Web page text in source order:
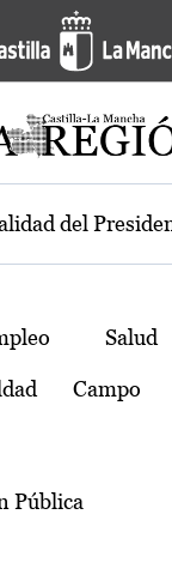
región
del
Salud
Campo
Pública